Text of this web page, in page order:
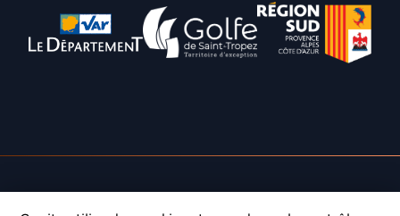
Département du Var